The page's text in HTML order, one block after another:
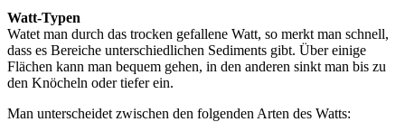
Watt-Typen
Watet man durch das trocken gefallene Watt, so merkt man schnell,
dass es Bereiche unterschiedlichen Sediments gibt. Über einige
Flächen kann man bequem gehen, in den anderen sinkt man bis zu
den Knöcheln oder tiefer ein.
Man unterscheidet zwischen den folgenden Arten des Watts: